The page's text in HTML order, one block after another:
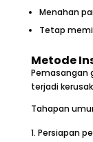
Menahan
Tetap
Metode
Pemasangan
terjadi
Tahapan
Persiapan